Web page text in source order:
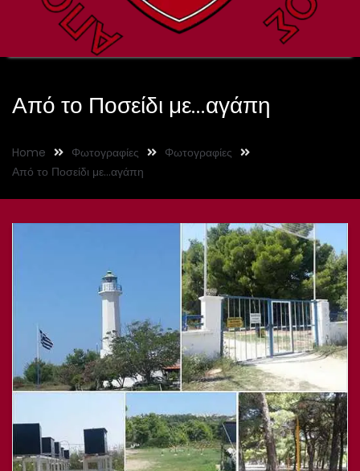
Από το Ποσείδι με…αγάπη
Home Φωτογραφίες
Φωτογραφίες
Από το Ποσείδι με…αγάπη